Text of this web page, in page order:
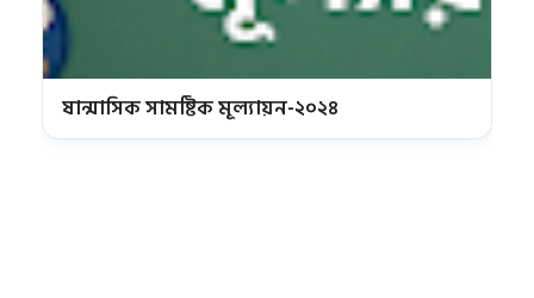
ষান্মাসিক সামষ্টিক মূল্যায়ন-২০২৪